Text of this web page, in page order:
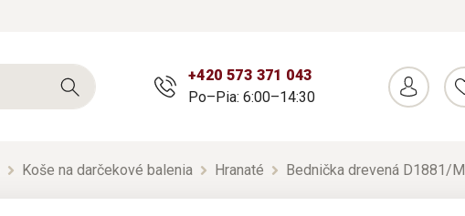
+420 573 371 043
Po–Pia: 6:00–14:30
Koše na darčekové balenia Hranaté Bednička drevená D1881/M